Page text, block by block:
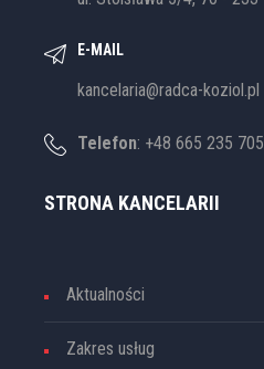
E-MAIL
kancelaria@radca-koziol.pl
Telefon: +48 665 235 705
STRONA KANCELARII
Aktualności
Zakres usług